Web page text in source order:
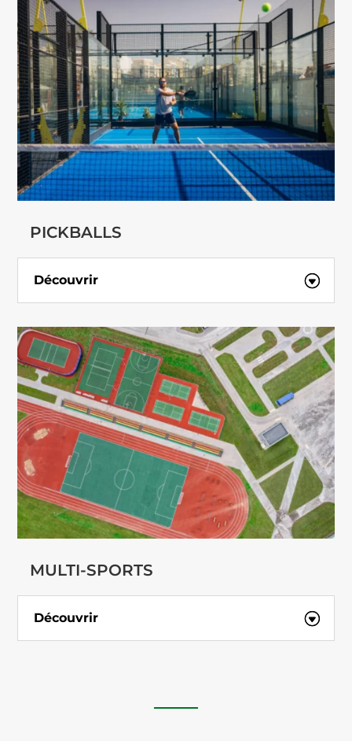
PICKBALLS
Découvrir
MULTI-SPORTS
Découvrir